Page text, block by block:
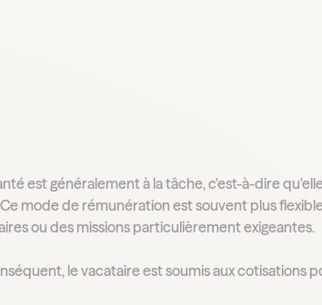
est généralement à la tâche, c'est-à-dire
mode de rémunération est souvent plus
ou des missions particulièrement exigeantes.
le vacataire est soumis aux cotisations